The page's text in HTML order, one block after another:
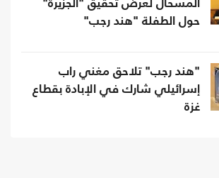
المسحال لعرض تحقيق "الجزيرة"
حول الطفلة "هند رجب"
"هند رجب" تلاحق مغني راب
إسرائيلي شارك في الإبادة بقطاع
غزة